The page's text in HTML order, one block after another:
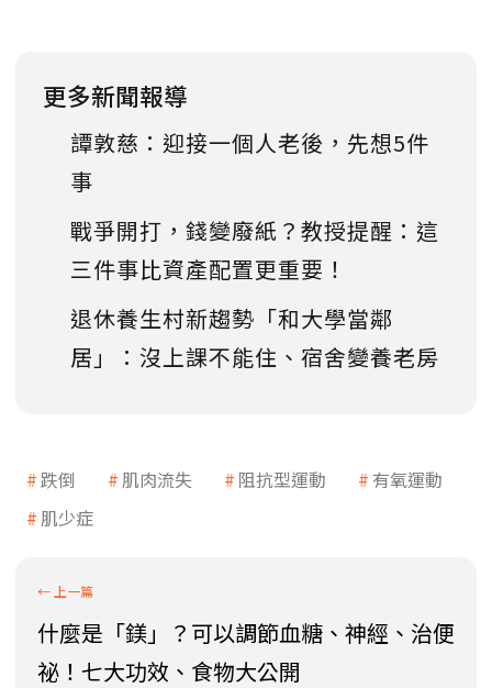
更多新聞報導
譚敦慈：迎接一個人老後，先想5件
事
戰爭開打，錢變廢紙？教授提醒：這
三件事比資產配置更重要！
退休養生村新趨勢「和大學當鄰
居」：沒上課不能住、宿舍變養老房
跌倒 肌肉流失 阻抗型運動
有氧運動
肌少症
什麼是「鎂」？可以調節血糖、神經、治便
祕！七大功效、食物大公開